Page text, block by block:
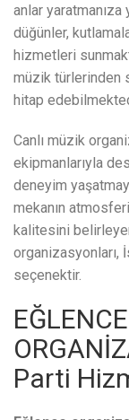
anlar yaratmanıza
düğünler,
hizmetleri
müzik türlerinden
hitap
Canlı müzik
ekipmanlarıyla
deneyim
mekanın
kalitesini
organizasyonları,
seçenektir.
EĞLENCE
Parti